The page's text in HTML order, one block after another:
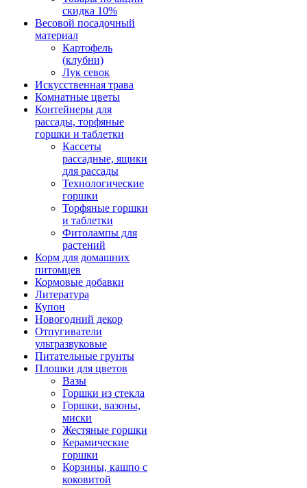
скидка 10%
Весовой посадочный
материал
Картофель
(клубни)
Лук севок
Искусственная трава
Комнатные цветы
Контейнеры для
рассады, торфяные
горшки и таблетки
Кассеты
рассадные, ящики
для рассады
Технологические
горшки
Торфяные горшки
и таблетки
Фитолампы для
растений
Корм для домашних
питомцев
Кормовые добавки
Литература
Купон
Новогодний декор
Отпугиватели
ультразвуковые
Питательные грунты
Плошки для цветов
Вазы
Горшки из стекла
Горшки, вазоны,
миски
Жестяные горшки
Керамические
горшки
Корзины, кашпо с
коковитой